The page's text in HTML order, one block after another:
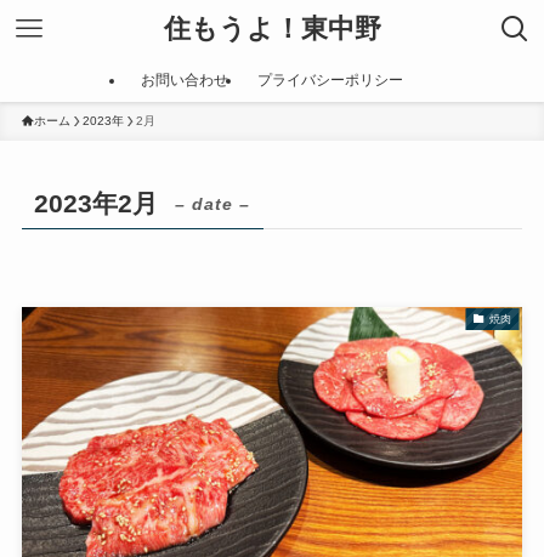
住もうよ！東中野
お問い合わせ プライバシーポリシー
ホーム 2023年 2月
2023年2月 – date –
焼肉